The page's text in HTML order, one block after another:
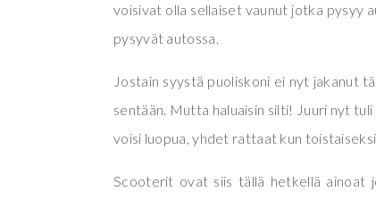
voisivat olla sellaiset vaunut jotka pysyy
pysyvät autossa.
Jostain syystä puoliskoni ei nyt jakanut
sentään. Mutta haluaisin silti! Juuri nyt
voisi luopua, yhdet rattaat kun
Scooterit ovat siis tällä hetkellä ainoat